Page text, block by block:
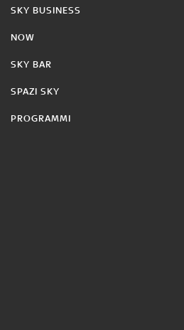
SKY BUSINESS
NOW
SKY BAR
SPAZI SKY
PROGRAMMI